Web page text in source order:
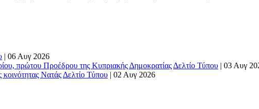
| 06 Αυγ 2026
πρώτου Προέδρου της Κυπριακής Δημοκρατίας Δελτίο Τύπου | 03 Αυγ
Νατάς Δελτίο Τύπου | 02 Αυγ 2026